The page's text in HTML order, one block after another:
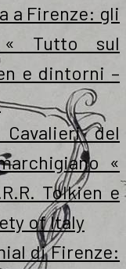
a Firenze: gli
« Tutto sul
e dintorni –
del
«
Tolkien e
of Italy
di Firenze: